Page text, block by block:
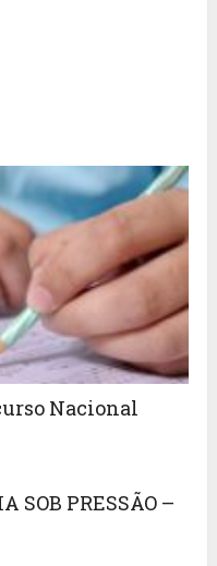
Nacional
SOB PRESSÃO –